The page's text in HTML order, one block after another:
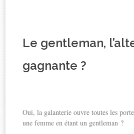
Le gentleman,
gagnante ?
Oui, la galanterie ouvre toutes les
une femme en étant un gentleman ?